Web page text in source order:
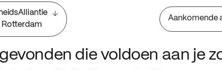
Rotterdam
Aankomende
die voldoen aan je